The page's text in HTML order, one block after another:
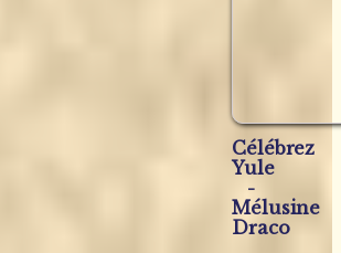
Célébrez
Yule
-
Mélusine
Draco